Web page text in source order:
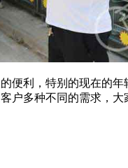
便利，特别的现在的
户多种不同的需求，大